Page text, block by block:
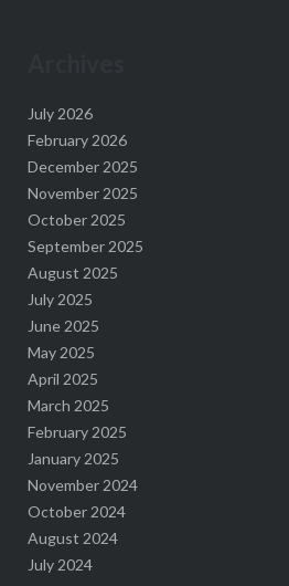
July 2026
February 2026
December 2025
November 2025
October 2025
September 2025
August 2025
July 2025
June 2025
May 2025
April 2025
March 2025
February 2025
January 2025
November 2024
October 2024
August 2024
July 2024